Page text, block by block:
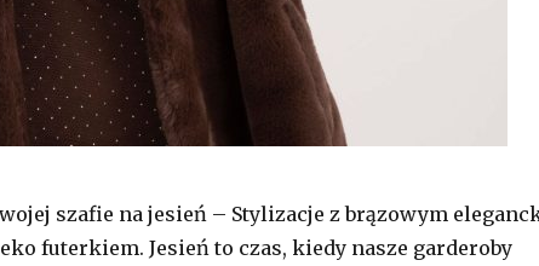
szafie na jesień – Stylizacje z brązowym
futerkiem. Jesień to czas, kiedy nasze garderoby